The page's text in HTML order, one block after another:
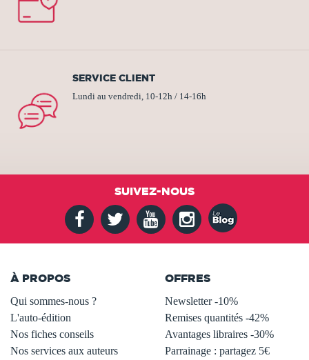
SERVICE CLIENT
Lundi au vendredi, 10-12h / 14-16h
SUIVEZ-NOUS
À PROPOS
Qui sommes-nous ?
L'auto-édition
Nos fiches conseils
Nos services aux auteurs
OFFRES
Newsletter -10%
Remises quantités -42%
Avantages libraires -30%
Parrainage : partagez 5€